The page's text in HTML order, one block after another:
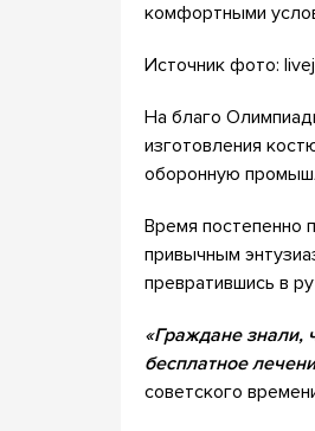
комфортными
Источник фото:
На благо
изготовления
оборонную
Время постепенно
привычным
превратившись в
«Граждане знали,
бесплатное
советского